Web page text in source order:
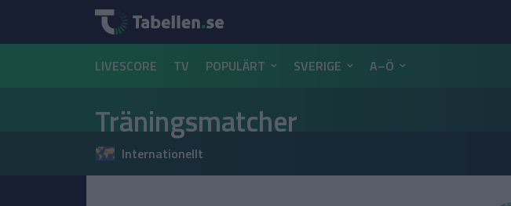
LIVESCORE TV POPULÄRT SVERIGE A–Ö
Träningsmatcher
Internationellt